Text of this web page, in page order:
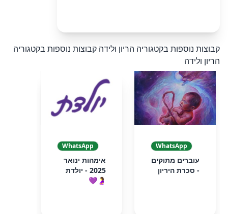
קבוצות נוספות בקטגוריה הריון ולידה קבוצות נוספות בקטגוריה
הריון ולידה
WhatsApp
עוברים מתוקים
- סכרת היריון
WhatsApp
אימהות ינואר
2025 - יולדת
🤰💜